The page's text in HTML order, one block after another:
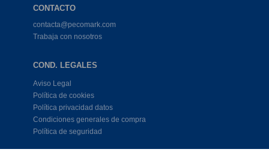
CONTACTO
contacta@pecomark.com
Trabaja con nosotros
COND. LEGALES
Aviso Legal
Política de cookies
Política privacidad datos
Condiciones generales de compra
Política de seguridad